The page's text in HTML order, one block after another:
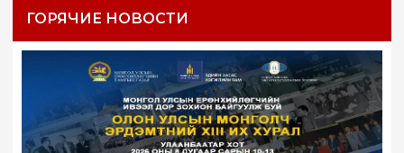
ГОРЯЧИЕ НОВОСТИ